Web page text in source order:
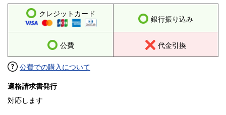
クレジットカード
銀行振り込み
公費 代金引換
公費での購入について
適格請求書発行
対応します